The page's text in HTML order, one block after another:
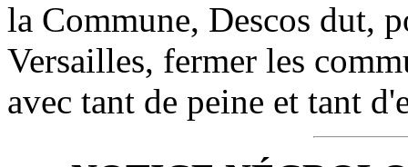
la Commune, Descos dut,
Versailles, fermer les
avec tant de peine et tant